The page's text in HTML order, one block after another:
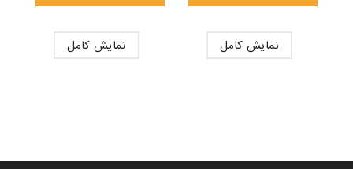
نمایش کامل نمایش کامل